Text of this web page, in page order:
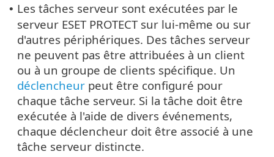
• Les tâches serveur sont exécutées par le
serveur ESET PROTECT sur lui-même ou sur
d'autres périphériques. Des tâches serveur
ne peuvent pas être attribuées à un client
ou à un groupe de clients spécifique. Un
déclencheur peut être configuré pour
chaque tâche serveur. Si la tâche doit être
exécutée à l'aide de divers événements,
chaque déclencheur doit être associé à une
tâche serveur distincte.